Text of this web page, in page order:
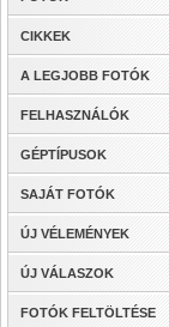
CIKKEK
A LEGJOBB FOTÓK
FELHASZNÁLÓK
GÉPTÍPUSOK
SAJÁT FOTÓK
ÚJ VÉLEMÉNYEK
ÚJ VÁLASZOK
FOTÓK FELTÖLTÉSE